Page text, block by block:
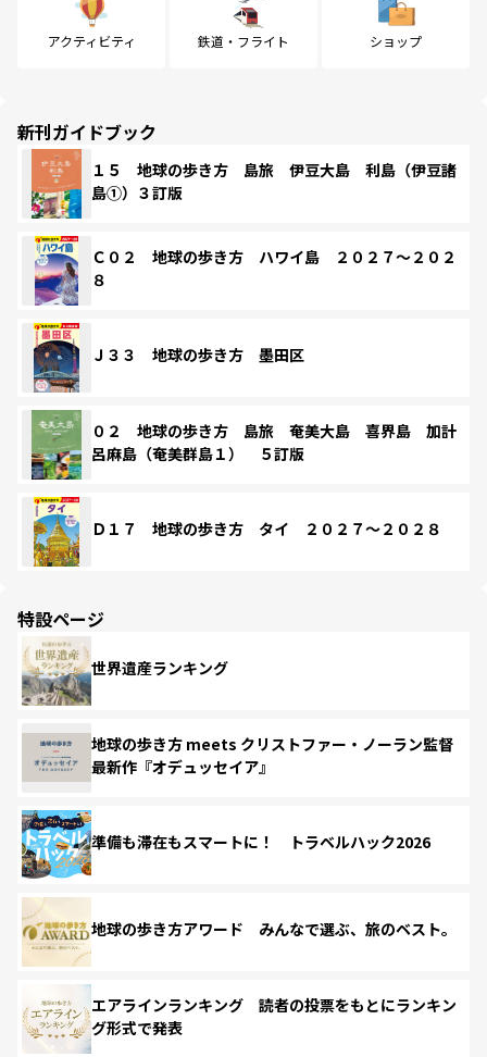
アクティビティ 鉄道・フライト ショップ
新刊ガイドブック
１５ 地球の歩き方 島旅 伊豆大島 利島（伊豆諸
島①）３訂版
Ｃ０２ 地球の歩き方 ハワイ島 ２０２７～２０２
８
Ｊ３３ 地球の歩き方 墨田区
０２ 地球の歩き方 島旅 奄美大島 喜界島 加計
呂麻島（奄美群島１） ５訂版
Ｄ１７ 地球の歩き方 タイ ２０２７～２０２８
特設ページ
世界遺産ランキング
地球の歩き方 meets クリストファー・ノーラン監督
最新作『オデュッセイア』
準備も滞在もスマートに！ トラベルハック2026
地球の歩き方アワード みんなで選ぶ、旅のベスト。
エアラインランキング 読者の投票をもとにランキン
グ形式で発表